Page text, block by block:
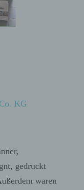
KG
gedruckt
waren